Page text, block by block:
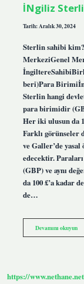
İNgiliz
Tarih: Aralık 30, 2024
Sterlin sahibi
MerkeziGenel
beri)Para
Sterlin hangi
para birimidir
Her iki ulusun da
Farklı görünseler
ve Galler’de
edecektir.
(GBP) ve aynı
da 100 £’a kadar
de…
Devamını okuyun
https://www.nethane.net